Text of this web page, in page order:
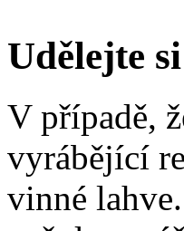
Udělejte
V případě,
vyrábějící
vinné